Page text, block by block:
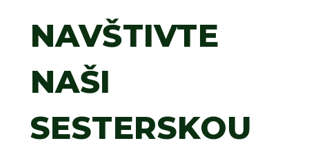
NAVŠTIVTE
NAŠI
SESTERSKOU